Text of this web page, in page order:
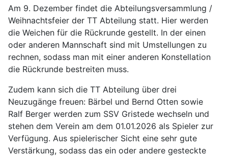
Am 9. Dezember findet die Abteilungsversammlung /
Weihnachtsfeier der TT Abteilung statt. Hier werden
die Weichen für die Rückrunde gestellt. In der einen
oder anderen Mannschaft sind mit Umstellungen zu
rechnen, sodass man mit einer anderen Konstellation
die Rückrunde bestreiten muss.
Zudem kann sich die TT Abteilung über drei
Neuzugänge freuen: Bärbel und Bernd Otten sowie
Ralf Berger werden zum SSV Gristede wechseln und
stehen dem Verein am dem 01.01.2026 als Spieler zur
Verfügung. Aus spielerischer Sicht eine sehr gute
Verstärkung, sodass das ein oder andere gesteckte